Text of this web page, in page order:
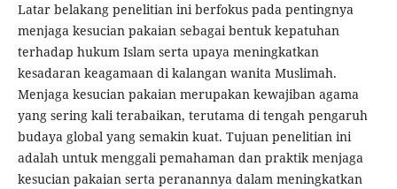
Latar belakang penelitian ini berfokus pada pentingnya
menjaga kesucian pakaian sebagai bentuk kepatuhan
terhadap hukum Islam serta upaya meningkatkan
kesadaran keagamaan di kalangan wanita Muslimah.
Menjaga kesucian pakaian merupakan kewajiban agama
yang sering kali terabaikan, terutama di tengah pengaruh
budaya global yang semakin kuat. Tujuan penelitian ini
adalah untuk menggali pemahaman dan praktik menjaga
kesucian pakaian serta peranannya dalam meningkatkan